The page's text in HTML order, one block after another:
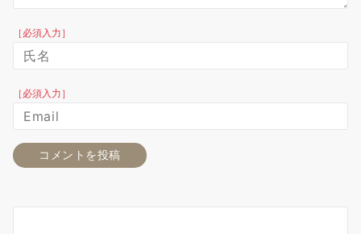
［必須入力］
［必須入力］